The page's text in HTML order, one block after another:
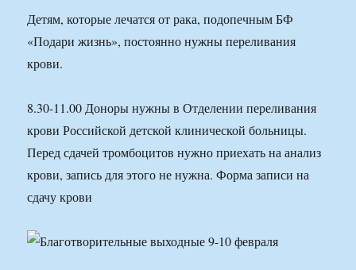
Детям, которые лечатся от рака, подопечным БФ
«Подари жизнь», постоянно нужны переливания
крови.
8.30-11.00 Доноры нужны в Отделении переливания
крови Российской детской клинической больницы.
Перед сдачей тромбоцитов нужно приехать на анализ
крови, запись для этого не нужна. Форма записи на
сдачу крови